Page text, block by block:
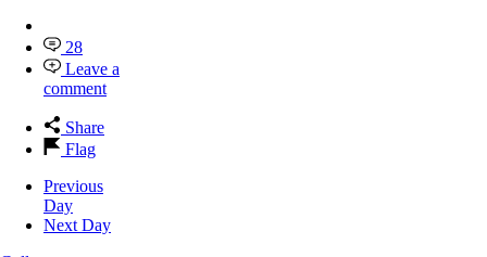
28
Leave a
comment
Share
Flag
Previous
Day
Next Day